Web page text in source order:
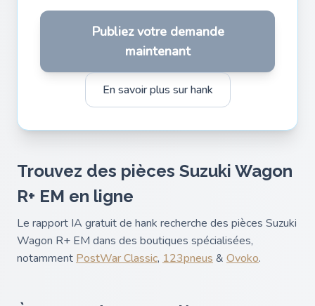
Publiez votre demande
maintenant
En savoir plus sur hank
Trouvez des pièces Suzuki Wagon
R+ EM en ligne
Le rapport IA gratuit de hank recherche des pièces Suzuki
Wagon R+ EM dans des boutiques spécialisées,
notamment PostWar Classic, 123pneus & Ovoko.